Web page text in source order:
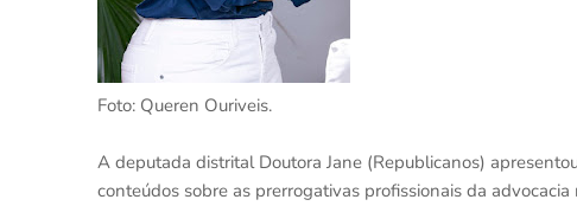
Foto: Queren Ouriveis.
A deputada distrital Doutora Jane (Republicanos)
conteúdos sobre as prerrogativas profissionais da